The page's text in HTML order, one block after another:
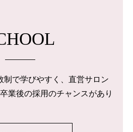
制で学びやすく、直営サロン
業後の採用のチャンスがあり